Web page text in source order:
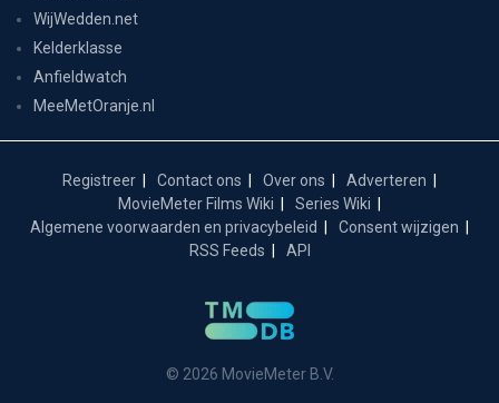
WijWedden.net
Kelderklasse
Anfieldwatch
MeeMetOranje.nl
Registreer Contact ons Over ons
Adverteren
MovieMeter Films Wiki
Series Wiki
Algemene voorwaarden en privacybeleid
Consent wijzigen
RSS Feeds
API
© 2026 MovieMeter B.V.